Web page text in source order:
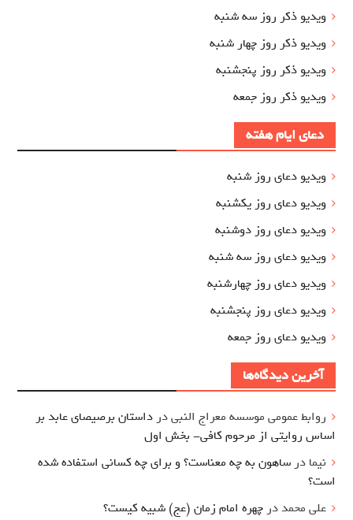
ویدیو ذکر روز سه شنبه
ویدیو ذکر روز چهار شنبه
ویدیو ذکر روز پنجشنبه
ویدیو ذکر روز جمعه
دعای ایام هفته
ویدیو دعای روز شنبه
ویدیو دعای روز یکشنبه
ویدیو دعای روز دوشنبه
ویدیو دعای روز سه شنبه
ویدیو دعای روز چهارشنبه
ویدیو دعای روز پنجشنبه
ویدیو دعای روز جمعه
آخرین دیدگاه‌ها
روابط عمومی موسسه معراج النبیدر داستان برصیصای عابد بر
اساس روایتی از مرحوم کافی- بخش اول
نیما در ساهون به چه معناست؟ و برای چه کسانی استفاده شده
است؟
علی محمددر چهره امام زمان (عج) شبیه کیست؟